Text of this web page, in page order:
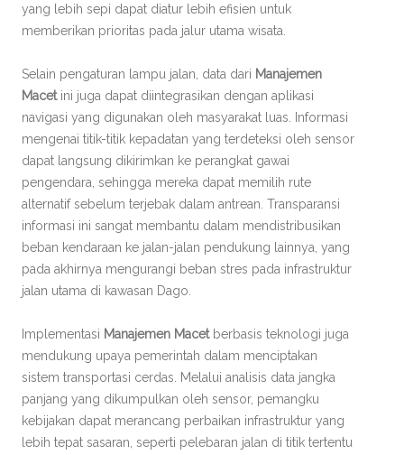
yang lebih sepi dapat diatur lebih efisien untuk
memberikan prioritas pada jalur utama wisata.
Selain pengaturan lampu jalan, data dari Manajemen
Macetini juga dapat diintegrasikan dengan aplikasi
navigasi yang digunakan oleh masyarakat luas. Informasi
mengenai titik-titik kepadatan yang terdeteksi oleh sensor
dapat langsung dikirimkan ke perangkat gawai
pengendara, sehingga mereka dapat memilih rute
alternatif sebelum terjebak dalam antrean. Transparansi
informasi ini sangat membantu dalam mendistribusikan
beban kendaraan ke jalan-jalan pendukung lainnya, yang
pada akhirnya mengurangi beban stres pada infrastruktur
jalan utama di kawasan Dago.
Implementasi Manajemen Macetberbasis teknologi juga
mendukung upaya pemerintah dalam menciptakan
sistem transportasi cerdas. Melalui analisis data jangka
panjang yang dikumpulkan oleh sensor, pemangku
kebijakan dapat merancang perbaikan infrastruktur yang
lebih tepat sasaran, seperti pelebaran jalan di titik tertentu